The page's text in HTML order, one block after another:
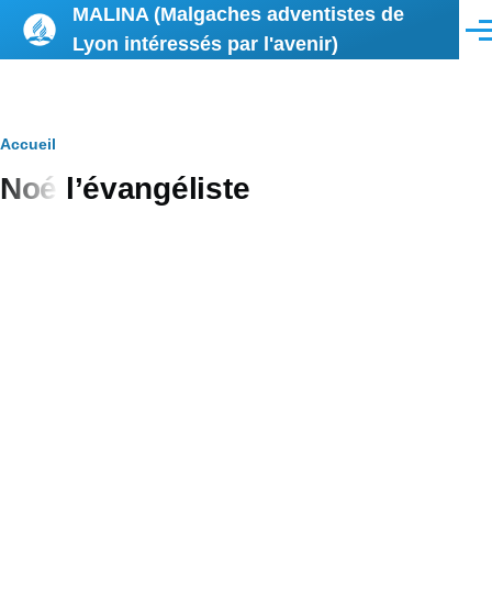
Aller au contenu principal
MALINA (Malgaches adventistes de
Lyon intéressés par l'avenir)
Fil
d'Ariane
Accueil
Noé l’évangéliste